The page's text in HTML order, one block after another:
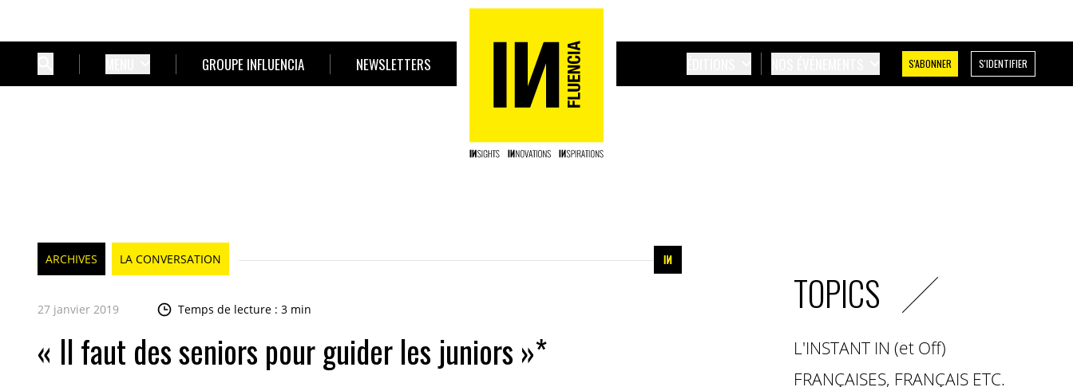
GROUPE INFLUENCIA NEWSLETTERS S'ABONNER S'IDENTIFIER
ARCHIVES LA CONVERSATION
27 janvier 2019 Temps de lecture : 3 min
« Il faut des seniors pour guider les juniors »*
TOPICS
L'INSTANT IN (et Off)
FRANÇAISES, FRANÇAIS ETC.